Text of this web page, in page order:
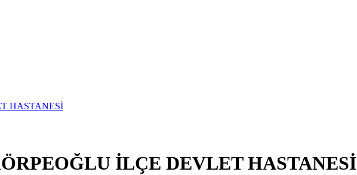
İLÇE DEVLET HASTANESİ